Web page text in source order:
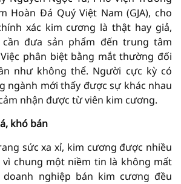
Hoàn Đá Quý Việt Nam (GJA), cho
xác kim cương là thật hay giả,
đưa sản phẩm đến trung tâm
phân biệt bằng mắt thường đối
như không thể. Người cực kỳ có
ngành mới thấy được sự khác nhau
nhận được từ viên kim cương.
khó bán
sức xa xỉ, kim cương được nhiều
chung một niềm tin là không mất
doanh nghiệp bán kim cương đều